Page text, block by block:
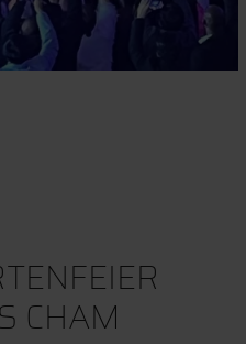
CHAM